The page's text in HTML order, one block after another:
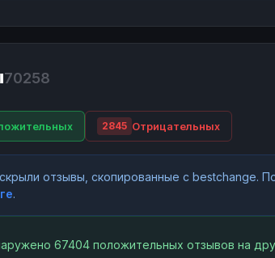
70258
2845 Отрицательных
отзывы, скопированные с bestchange.
.
67404 положительных отзывов на